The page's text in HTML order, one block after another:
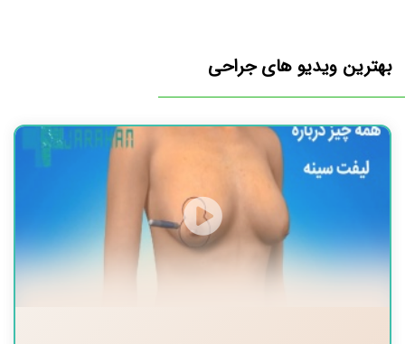
بهترین ویدیو های جراحی